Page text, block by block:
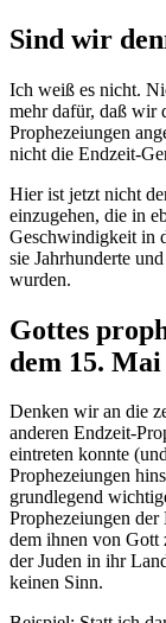
Sind wir
Ich weiß es nicht.
mehr dafür, daß wir
Prophezeiungen
nicht die Endzeit-
Hier ist jetzt nicht
einzugehen, die in
Geschwindigkeit in
sie Jahrhunderte
wurden.
Gottes
dem 15. Mai
Denken wir an die
anderen Endzeit-
eintreten konnte
Prophezeiungen
grundlegend
Prophezeiungen
dem ihnen von Gott
der Juden in ihr
keinen Sinn.